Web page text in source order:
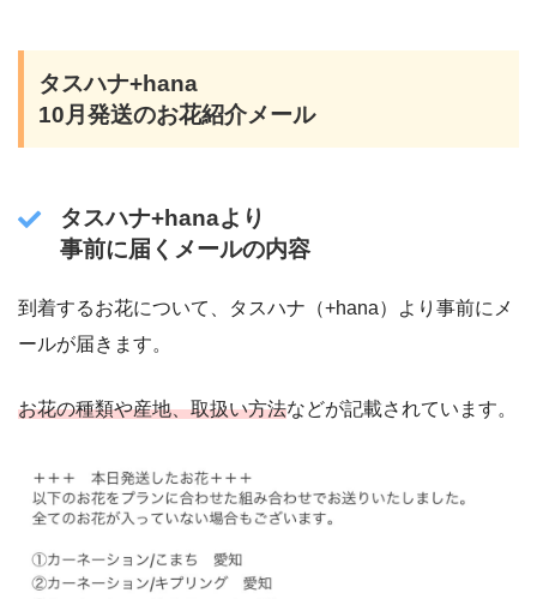
タスハナ+hana
10月発送のお花紹介メール
タスハナ+hanaより
事前に届くメールの内容
到着するお花について、タスハナ（+hana）より事前にメ
ールが届きます。
お花の種類や産地、取扱い方法などが記載されています。